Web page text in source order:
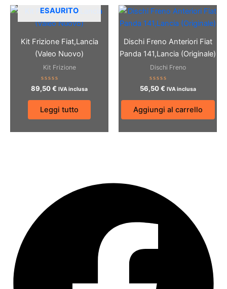
ESAURITO
Kit Frizione Fiat,Lancia
(Valeo Nuovo)
Kit Frizione
Valutato
0
su
5
89,50€ IVA inclusa
Leggi tutto
Dischi Freno Anteriori Fiat
Panda 141,Lancia (Originale)
Dischi Freno
Valutato
0
su
56,50€ IVA inclusa
Aggiungi al carrello